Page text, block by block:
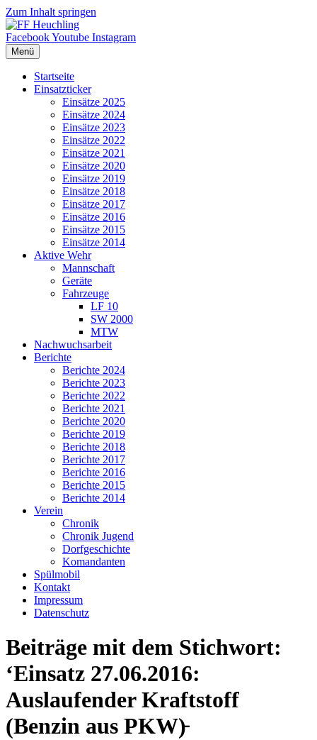
Zum Inhalt springen
FacebookYoutube Instagram
Menü
Startseite
Einsatzticker
Einsätze 2025
Einsätze 2024
Einsätze 2023
Einsätze 2022
Einsätze 2021
Einsätze 2020
Einsätze 2019
Einsätze 2018
Einsätze 2017
Einsätze 2016
Einsätze 2015
Einsätze 2014
Aktive Wehr
Mannschaft
Geräte
Fahrzeuge
LF 10
SW 2000
MTW
Nachwuchsarbeit
Berichte
Berichte 2024
Berichte 2023
Berichte 2022
Berichte 2021
Berichte 2020
Berichte 2019
Berichte 2018
Berichte 2017
Berichte 2016
Berichte 2015
Berichte 2014
Verein
Chronik
Chronik Jugend
Dorfgeschichte
Komandanten
Spülmobil
Kontakt
Impressum
Datenschutz
Beiträge mit dem Stichwort:
‘Einsatz 27.06.2016:
Auslaufender Kraftstoff
(Benzin aus PKW)̵